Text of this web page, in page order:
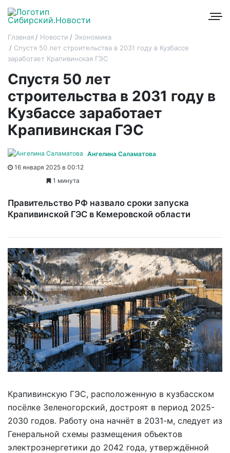
Главная Новости
Экономика
Спустя 50 лет строительства в 2031 году в Кузбассе
заработает Крапивинская ГЭС
Спустя 50 лет
строительства в 2031 году в
Кузбассе заработает
Крапивинская ГЭС
Ангелина Саламатова
16 января 2025 в 00:12
1 минута
Правительство РФ назвало сроки запуска
Крапивинской ГЭС в Кемеровской области
Крапивинскую ГЭС, расположенную в кузбасском
посёлке Зеленогорский, достроят в период 2025-
2030 годов. Работу она начнёт в 2031-м, следует из
Генеральной схемы размещения объектов
электроэнергетики до 2042 года, утверждённой